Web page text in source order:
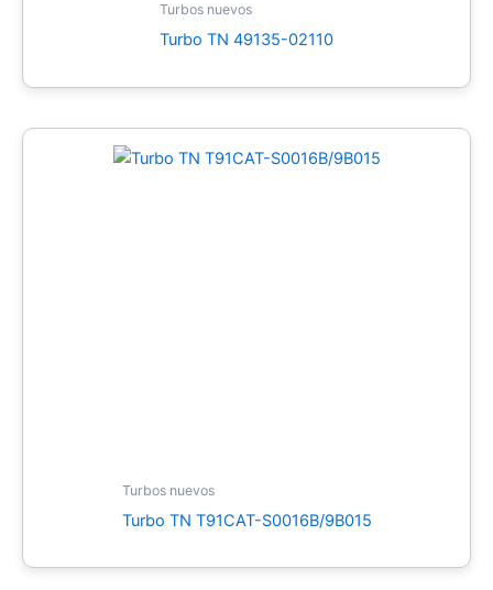
Turbos nuevos
Turbo TN 49135-02110
Turbos nuevos
Turbo TN T91CAT-S0016B/9B015